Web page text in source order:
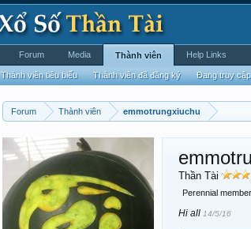
Forum Thành viên emmotrungxiuchu
Thần Tài
Perennial member
Hi all 14/5/16
Forum Media Thành viên
Thành viên tiêu biểu Thành viên đã đăng ký Đang truy cập
Help Links